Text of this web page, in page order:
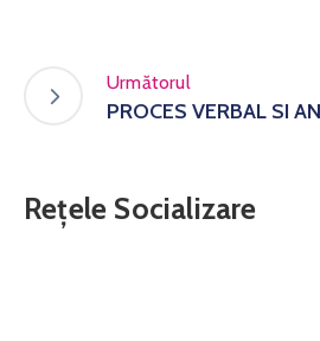
Următorul
PROCES VERBAL SI
Rețele Socializare